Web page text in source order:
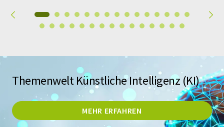
Themenwelt Künstliche Intelligenz (KI)
MEHR ERFAHREN